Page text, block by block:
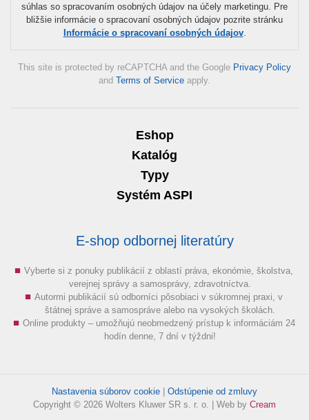
súhlas so spracovaním osobných údajov na účely marketingu. Pre
bližšie informácie o spracovaní osobných údajov pozrite stránku
Informácie o spracovaní osobných údajov.
This site is protected by reCAPTCHA and the Google Privacy Policy
and Terms of Service apply.
Eshop
Katalóg
Typy
Systém ASPI
E-shop odbornej literatúry
Vyberte si z ponuky publikácií z oblastí práva, ekonómie, školstva,
verejnej správy a samosprávy, zdravotníctva.
Autormi publikácií sú odborníci pôsobiaci v súkromnej praxi, v
štátnej správe a samospráve alebo na vysokých školách.
Online produkty – umožňujú neobmedzený prístup k informáciám 24
hodín denne, 7 dní v týždni!
Nastavenia súborov cookie
Odstúpenie od zmluvy
Copyright © 2026 Wolters Kluwer SR s. r. o. | Web by Cream